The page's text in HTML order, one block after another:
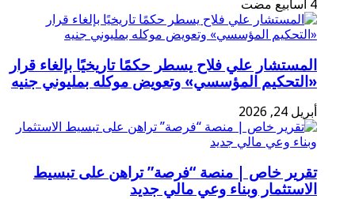
المستشار علي فلاح يسطر حكمًا تاريخيًا بإلغاء قرار
«التحكيم المؤسسي» وتعويض موكله بمليوني جنيه
أبريل 24, 2026
تقرير خاص | منصة “فرصة” تراهن على تبسيط
الاستثمار وبناء وعي مالي جديد